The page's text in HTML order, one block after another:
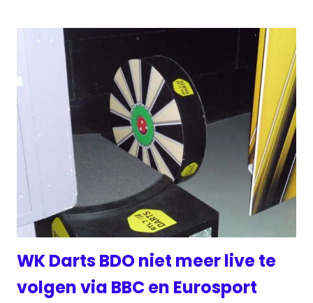
WK Darts BDO niet meer live te
volgen via BBC en Eurosport